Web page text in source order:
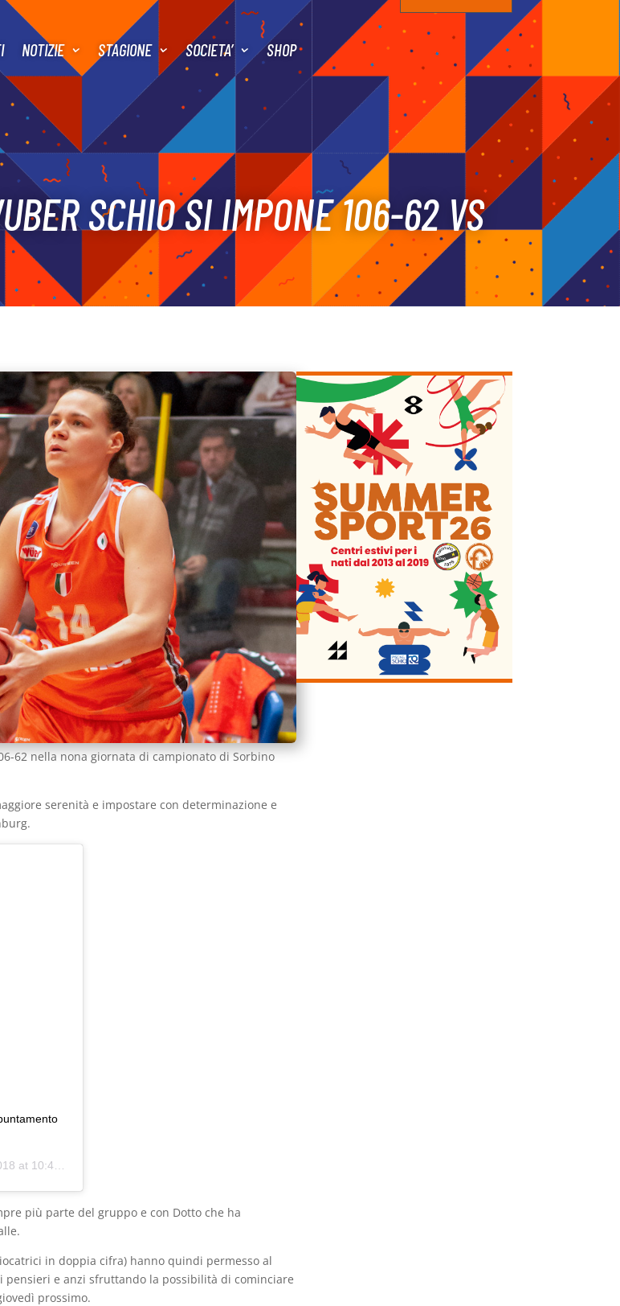
NOTIZIE STAGIONE SOCIETA’ SHOP
SCHIO SI IMPONE 106-62 VS
62 nella nona giornata di campionato di Sorbino
serenità e impostare con determinazione e
at 10:49 PST
più parte del gruppo e con Dotto che ha
in doppia cifra) hanno quindi permesso al
e anzi sfruttando la possibilità di cominciare
prossimo.